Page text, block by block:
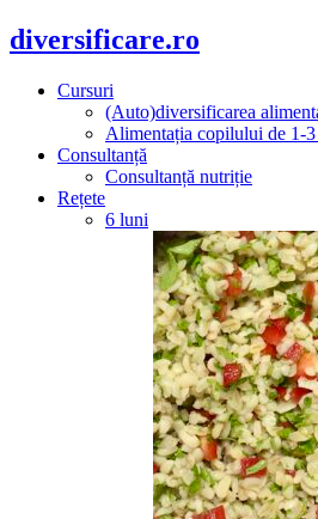
diversificare.ro
Cursuri
(Auto)diversificarea
Alimentația copilului de 1-3
Consultanță
Consultanță nutriție
Rețete
6 luni